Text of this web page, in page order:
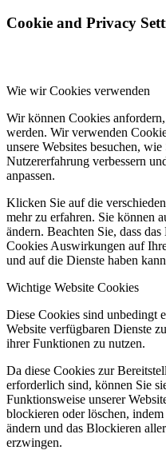
Cookie and Privacy
Wie wir Cookies verwenden
Wir können Cookies
werden. Wir verwenden
unsere Websites besuchen,
Nutzererfahrung verbessern
anpassen.
Klicken Sie auf die
mehr zu erfahren. Sie können
ändern. Beachten Sie, dass
Cookies Auswirkungen auf
und auf die Dienste haben
Wichtige Website Cookies
Diese Cookies sind unbedingt
Website verfügbaren Dienste
ihrer Funktionen zu nutzen.
Da diese Cookies zur
erforderlich sind, können Sie
Funktionsweise unserer
blockieren oder löschen,
ändern und das Blockieren
erzwingen.